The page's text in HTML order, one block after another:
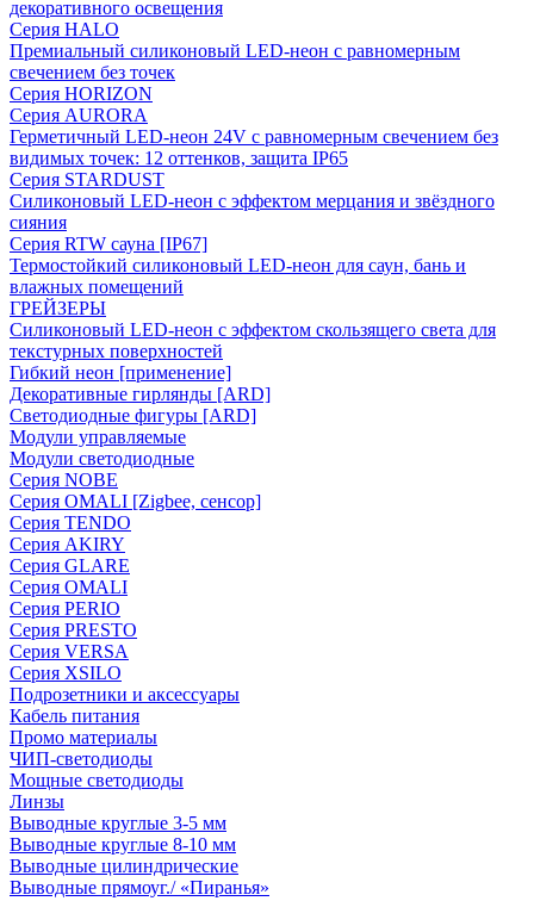
декоративного освещения
Серия HALO
Премиальный силиконовый LED-неон с равномерным
свечением без точек
Серия HORIZON
Серия AURORA
Герметичный LED-неон 24V с равномерным свечением без
видимых точек: 12 оттенков, защита IP65
Серия STARDUST
Силиконовый LED-неон с эффектом мерцания и звёздного
сияния
Серия RTW сауна [IP67]
Термостойкий силиконовый LED-неон для саун, бань и
влажных помещений
ГРЕЙЗЕРЫ
Силиконовый LED-неон с эффектом скользящего света для
текстурных поверхностей
Гибкий неон [применение]
Декоративные гирлянды [ARD]
Светодиодные фигуры [ARD]
Модули управляемые
Модули светодиодные
Серия NOBE
Серия OMALI [Zigbee, сенсор]
Серия TENDO
Серия AKIRY
Серия GLARE
Серия OMALI
Серия PERIO
Серия PRESTO
Серия VERSA
Серия XSILO
Подрозетники и аксессуары
Кабель питания
Промо материалы
ЧИП-светодиоды
Мощные светодиоды
Линзы
Выводные круглые 3-5 мм
Выводные круглые 8-10 мм
Выводные цилиндрические
Выводные прямоуг./ «Пиранья»